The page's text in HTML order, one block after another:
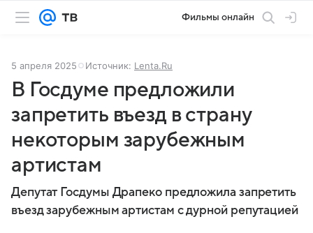
Фильмы онлайн
5 апреля 2025 Источник: Lenta.Ru
В Госдуме предложили
запретить въезд в страну
некоторым зарубежным
артистам
Депутат Госдумы Драпеко предложила запретить
въезд зарубежным артистам с дурной репутацией